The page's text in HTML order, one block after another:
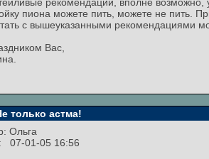
пиона можете пить, можете не пить.
с вышеуказанными рекомендациями
Вас,
только астма!
Ольга
07-01-05 16:56